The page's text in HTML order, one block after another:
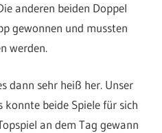
anderen beiden Doppel
gewonnen und mussten
werden.
dann sehr heiß her. Unser
konnte beide Spiele für sich
an dem Tag gewann